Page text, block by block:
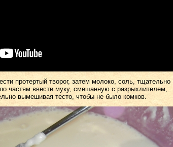
протертый творог, затем молоко, соль,
частям ввести муку, смешанную с разрыхлителем,
вымешивая тесто, чтобы не было комков.